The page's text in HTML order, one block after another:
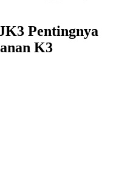
Pentingnya
K3